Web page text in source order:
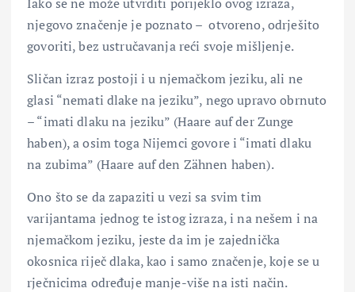
njegovo značenje je poznato – otvoreno, odrješito
govoriti, bez ustručavanja reći svoje mišljenje.
Sličan izraz postoji i u njemačkom jeziku, ali ne
glasi “nemati dlake na jeziku”, nego upravo obrnuto
– “imati dlaku na jeziku” (Haare auf der Zunge
haben), a osim toga Nijemci govore i “imati dlaku
na zubima” (Haare auf den Zähnen haben).
Ono što se da zapaziti u vezi sa svim tim
varijantama jednog te istog izraza, i na nešem i na
njemačkom jeziku, jeste da im je zajednička
okosnica riječ dlaka, kao i samo značenje, koje se u
rječnicima određuje manje-više na isti način.